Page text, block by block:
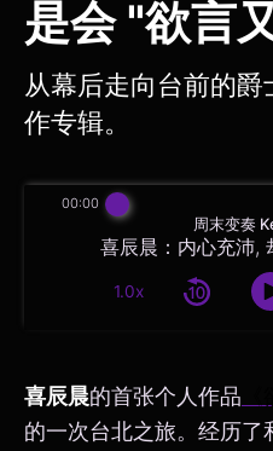
是会 "欲言
从幕后走向台前的
作专辑。
周末变奏
喜辰晨：内心充沛,
1.0x
00:00
喜辰晨的首张个人作品
的一次台北之旅。经历了